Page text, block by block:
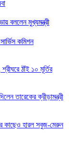
বললেন মুখ্যমন্ত্রী
হবে, হাইকোর্টে জানাল স্কুল সার্ভিস কমিশন
ঠাঁই ১০ মূর্তির
তারেকের ক্রীড়ামন্ত্রী
কাছেও হারল সবুজ-মেরুন